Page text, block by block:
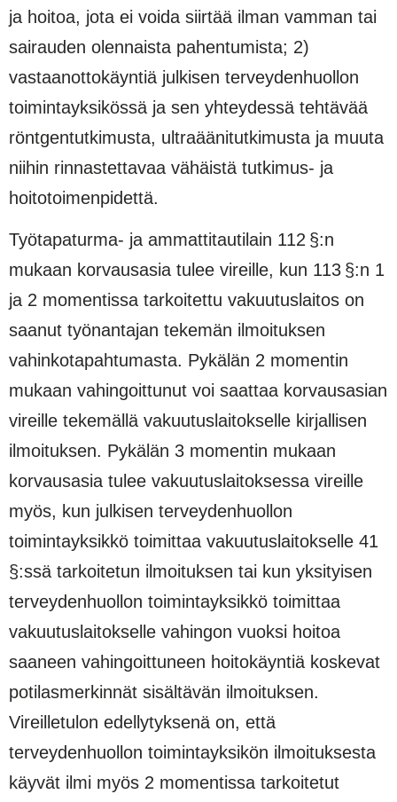
ja hoitoa, jota ei voida siirtää ilman vamman tai
sairauden olennaista pahentumista; 2)
vastaanottokäyntiä julkisen terveydenhuollon
toimintayksikössä ja sen yhteydessä tehtävää
röntgentutkimusta, ultraäänitutkimusta ja muuta
niihin rinnastettavaa vähäistä tutkimus- ja
hoitotoimenpidettä.
Työtapaturma- ja ammattitautilain 112 §:n
mukaan korvausasia tulee vireille, kun 113 §:n 1
ja 2 momentissa tarkoitettu vakuutuslaitos on
saanut työnantajan tekemän ilmoituksen
vahinkotapahtumasta. Pykälän 2 momentin
mukaan vahingoittunut voi saattaa korvausasian
vireille tekemällä vakuutuslaitokselle kirjallisen
ilmoituksen. Pykälän 3 momentin mukaan
korvausasia tulee vakuutuslaitoksessa vireille
myös, kun julkisen terveydenhuollon
toimintayksikkö toimittaa vakuutuslaitokselle 41
§:ssä tarkoitetun ilmoituksen tai kun yksityisen
terveydenhuollon toimintayksikkö toimittaa
vakuutuslaitokselle vahingon vuoksi hoitoa
saaneen vahingoittuneen hoitokäyntiä koskevat
potilasmerkinnät sisältävän ilmoituksen.
Vireilletulon edellytyksenä on, että
terveydenhuollon toimintayksikön ilmoituksesta
käyvät ilmi myös 2 momentissa tarkoitetut